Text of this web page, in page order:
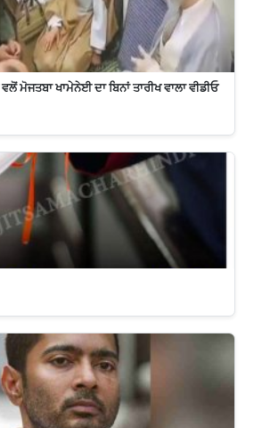
ਮੋਜਤਬਾ ਖਾਮੇਨੇਈ ਦਾ ਬਿਨਾਂ ਤਾਰੀਖ ਵਾਲਾ ਵੀਡੀਓ